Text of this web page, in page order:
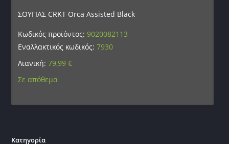
ΣΟΥΓΙΑΣ CRKT Orca Assisted Black
Κωδικός προϊόντος:9020082113
Εναλλακτικός κωδικός:7930
Λιανική:79,99€
Σε απόθεμα
Κατηγορία